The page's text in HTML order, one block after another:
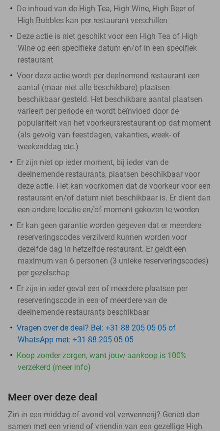
De inhoud van de High Tea, High Wine, High Beer of
High Bubbles kan per restaurant verschillen
Deze actie is niet geschikt voor een High Tea of High
Wine op een specifieke datum en/of in een specifiek
restaurant
Voor deze actie wordt per deelnemend restaurant een
aantal (maar niet alle beschikbare) plaatsen
beschikbaar gesteld. Het beschikbare aantal plaatsen
varieert per periode en wordt beïnvloed door de
populariteit van het voorkeursrestaurant op dat moment
(als gevolg van feestdagen, vakanties, week- of
weekenddag etc.)
Er zijn niet op ieder moment, bij ieder van de
deelnemende restaurants, plaatsen beschikbaar voor
deze actie. Het kan voorkomen dat de voorkeur voor een
restaurant en/of datum niet beschikbaar is. Er dient dan
een andere locatie en/of moment gekozen te worden
Er kan geen garantie worden gegeven dat er meerdere
reserveringscodes verzilverd kunnen worden voor
dezelfde dag in hetzelfde restaurant. Er geldt een
maximum van 6 personen (3 unieke reserveringscodes)
per gezelschap
Er zijn in ieder geval een of meerdere plaatsen per
reserveringscode in een of meerdere van de
deelnemende restaurants beschikbaar
Vragen over de deal? Bel: +31 88 205 05 05 of
WhatsApp met: +31 88 205 05 05
Koop zonder zorgen, want jouw aankoop is 100%
verzekerd (meer info)
Meer over deze deal
Zin in een middag of avond vol verwennerij? Geniet dan
samen met een vriend of vriendin van een gezellige High